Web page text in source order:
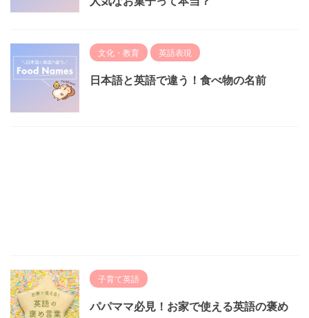
文化・教育 英語表現
日本語と英語で違う！食べ物の名前
子育て英語
パパママ必見！お家で使える英語の褒め